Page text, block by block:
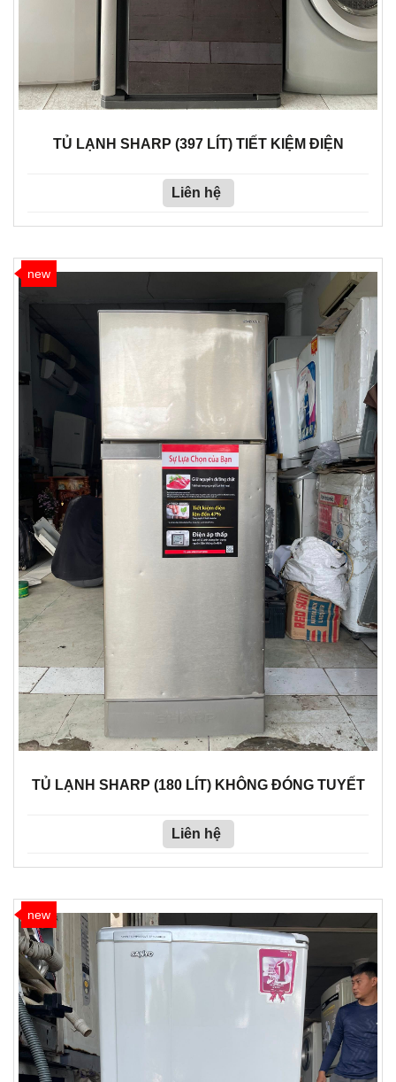
TỦ LẠNH SHARP (397 LÍT) TIẾT KIỆM ĐIỆN
Liên hệ
new
TỦ LẠNH SHARP (180 LÍT) KHÔNG ĐÓNG TUYẾT
Liên hệ
new